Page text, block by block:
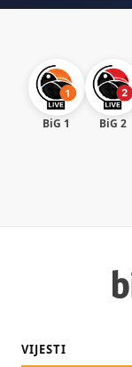
BiG 1 BiG 2
VIJESTI